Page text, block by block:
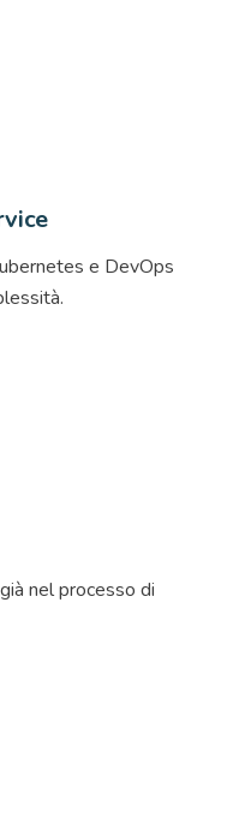
e DevOps
nel processo di